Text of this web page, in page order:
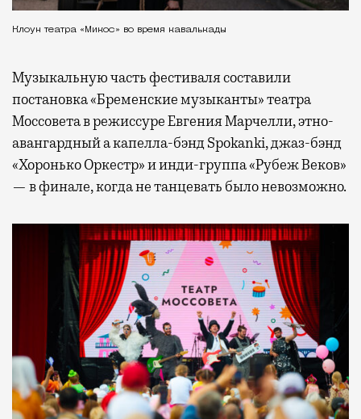
Клоун театра «Микос» во время кавалькады
Музыкальную часть фестиваля составили
постановка «Бременские музыканты» театра
Моссовета в режиссуре Евгения Марчелли, этно-
авангардный а капелла-бэнд Spokanki, джаз-бэнд
«Хоронько Оркестр» и инди-группа «Рубеж Веков»
— в финале, когда не танцевать было невозможно.